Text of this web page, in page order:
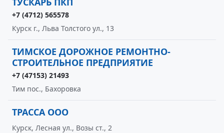
+7 (4712) 565578
Курск г., Льва Толстого ул., 13
ТИМСКОЕ ДОРОЖНОЕ РЕМОНТНО-
СТРОИТЕЛЬНОЕ ПРЕДПРИЯТИЕ
+7 (47153) 21493
Тим пос., Бахоровка
ТРАССА ООО
Курск, Лесная ул., Возы ст., 2